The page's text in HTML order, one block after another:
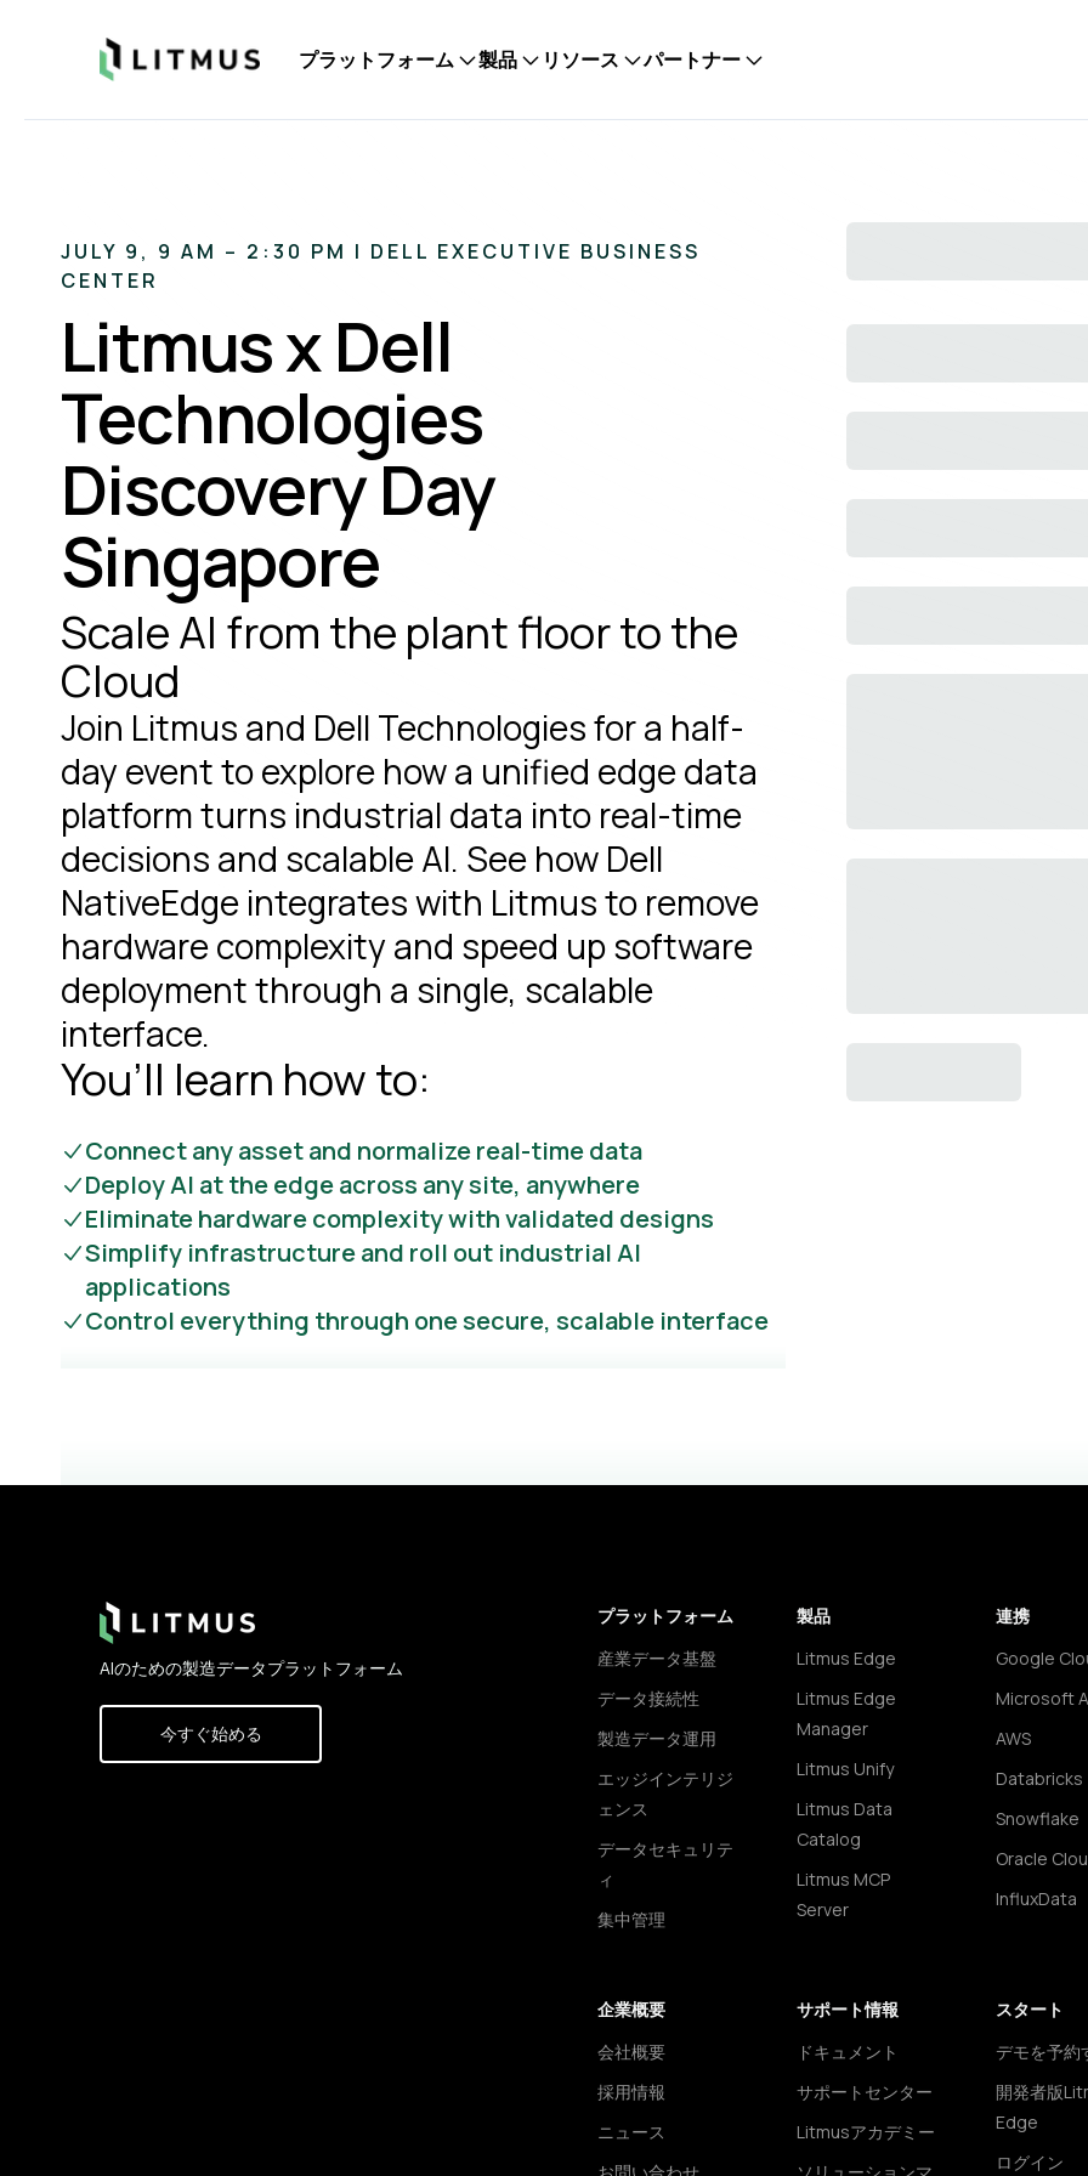
Litmus プラットフォーム 製品 リソース パートナー
JULY 9, 9 AM – 2:30 PM | DELL EXECUTIVE BUSINESS
CENTER
Litmus x Dell
Technologies
Discovery Day
Singapore
Scale AI from the plant floor to the
Cloud
Join Litmus and Dell Technologies for a half-
day event to explore how a unified edge data
platform turns industrial data into real-time
decisions and scalable AI. See how Dell
NativeEdge integrates with Litmus to remove
hardware complexity and speed up software
deployment through a single, scalable
interface.
You’ll learn how to:
Connect any asset and normalize real-time data
Deploy AI at the edge across any site, anywhere
Eliminate hardware complexity with validated designs
Simplify infrastructure and roll out industrial AI
applications
Control everything through one secure, scalable interface
AIのための製造データプラットフォーム
今すぐ始める
プラットフォーム
産業データ基盤
データ接続性
製造データ運用
エッジインテリジ
ェンス
データセキュリテ
ィ
集中管理
製品
Litmus Edge
Litmus Edge
Manager
Litmus Unify
Litmus Data
Catalog
Litmus MCP
Server
連携
Google
Microsoft
AWS
Databricks
Snowflake
Oracle
InfluxData
企業概要
会社概要
採用情報
ニュース
サポート情報
ドキュメント
サポートセンター
Litmusアカデミー
スタート
デモを予約
開発者版
Edge
ログイン